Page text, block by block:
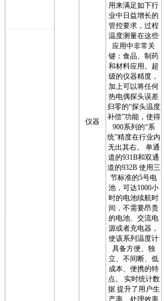
仪器
用来满足如下行
业中日益增长的
管控要求，过程
温度测量在这些
应用中非常关
键：食品、制药
和材料应用。超
级的仪器精度，
加上可以将任何
热电偶探头误差
归零的“探头温度
补偿”功能，使得
900系列的“系
统”精度在行业内
无出其右。 单通
道的931B和双通
道的932B 使用三
节标准的5号电
池，可达1000小
时的电池续航时
间，不需要昂贵
的电池、交流电
源或者充电器，
使该系列温度计
具备方便、独
立、不间断、低
成本、便携的特
点。 实时统计数
据 提升了用户生
产率、处理效率